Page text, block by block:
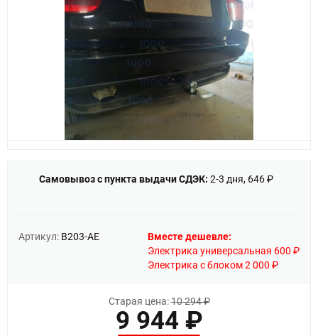
Самовывоз с пункта выдачи СДЭК: 2-3 дня, 646 ₽
Артикул: B203-AE
Вместе дешевле:
Электрика универсальная 600 ₽
Электрика с блоком 2 000 ₽
Старая цена:10 294 ₽
9 944 ₽